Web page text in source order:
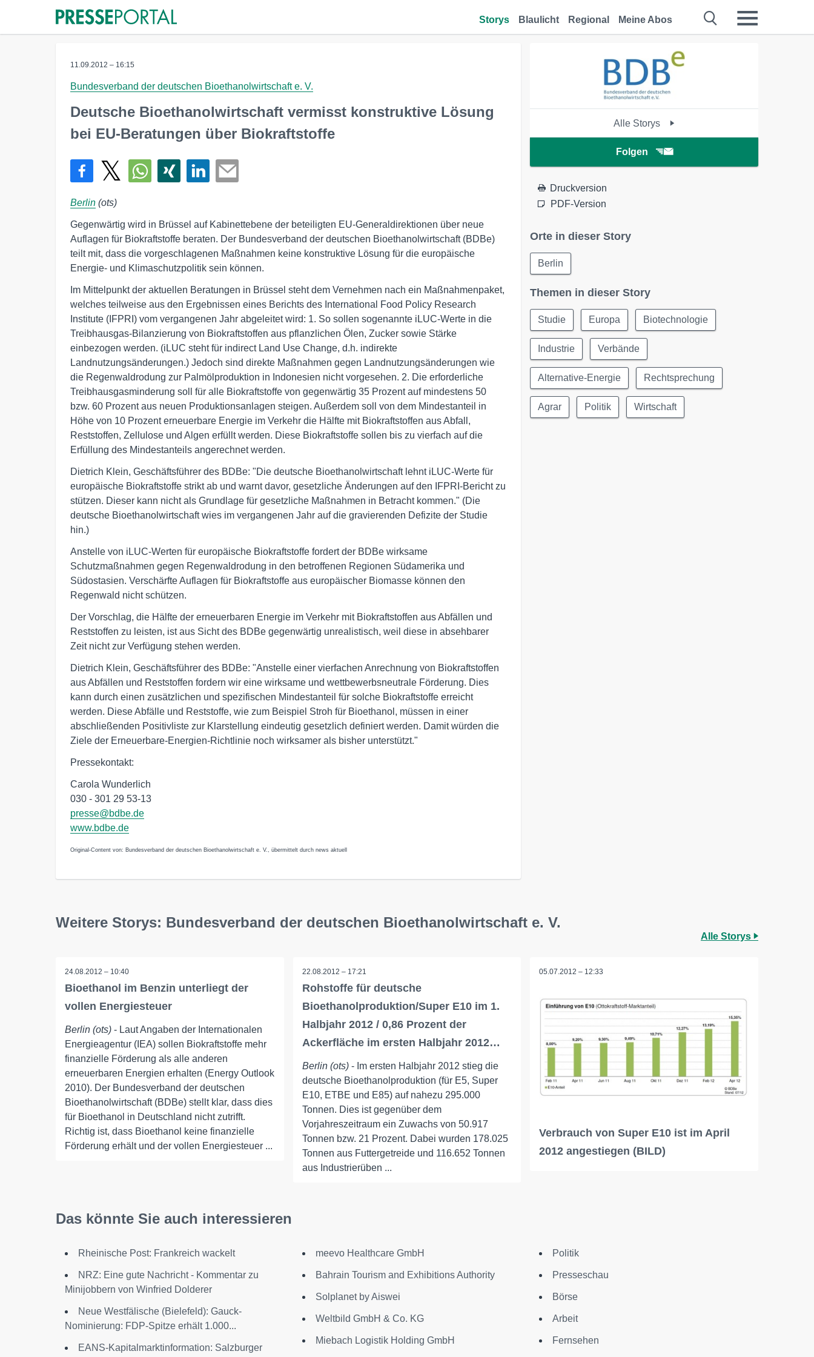
Storys Blaulicht Regional Meine Abos
11.09.2012 – 16:15
Bundesverband der deutschen Bioethanolwirtschaft e. V.
Deutsche Bioethanolwirtschaft vermisst konstruktive Lösung
bei EU-Beratungen über Biokraftstoffe
Berlin (ots)
Gegenwärtig wird in Brüssel auf Kabinettebene der beteiligten EU-Generaldirektionen über neue
Auflagen für Biokraftstoffe beraten. Der Bundesverband der deutschen Bioethanolwirtschaft (BDBe)
teilt mit, dass die vorgeschlagenen Maßnahmen keine konstruktive Lösung für die europäische
Energie- und Klimaschutzpolitik sein können.
Im Mittelpunkt der aktuellen Beratungen in Brüssel steht dem Vernehmen nach ein Maßnahmenpaket,
welches teilweise aus den Ergebnissen eines Berichts des International Food Policy Research
Institute (IFPRI) vom vergangenen Jahr abgeleitet wird: 1. So sollen sogenannte iLUC-Werte in die
Treibhausgas-Bilanzierung von Biokraftstoffen aus pflanzlichen Ölen, Zucker sowie Stärke
einbezogen werden. (iLUC steht für indirect Land Use Change, d.h. indirekte
Landnutzungsänderungen.) Jedoch sind direkte Maßnahmen gegen Landnutzungsänderungen wie
die Regenwaldrodung zur Palmölproduktion in Indonesien nicht vorgesehen. 2. Die erforderliche
Treibhausgasminderung soll für alle Biokraftstoffe von gegenwärtig 35 Prozent auf mindestens 50
bzw. 60 Prozent aus neuen Produktionsanlagen steigen. Außerdem soll von dem Mindestanteil in
Höhe von 10 Prozent erneuerbare Energie im Verkehr die Hälfte mit Biokraftstoffen aus Abfall,
Reststoffen, Zellulose und Algen erfüllt werden. Diese Biokraftstoffe sollen bis zu vierfach auf die
Erfüllung des Mindestanteils angerechnet werden.
Dietrich Klein, Geschäftsführer des BDBe: "Die deutsche Bioethanolwirtschaft lehnt iLUC-Werte für
europäische Biokraftstoffe strikt ab und warnt davor, gesetzliche Änderungen auf den IFPRI-Bericht zu
stützen. Dieser kann nicht als Grundlage für gesetzliche Maßnahmen in Betracht kommen." (Die
deutsche Bioethanolwirtschaft wies im vergangenen Jahr auf die gravierenden Defizite der Studie
hin.)
Anstelle von iLUC-Werten für europäische Biokraftstoffe fordert der BDBe wirksame
Schutzmaßnahmen gegen Regenwaldrodung in den betroffenen Regionen Südamerika und
Südostasien. Verschärfte Auflagen für Biokraftstoffe aus europäischer Biomasse können den
Regenwald nicht schützen.
Der Vorschlag, die Hälfte der erneuerbaren Energie im Verkehr mit Biokraftstoffen aus Abfällen und
Reststoffen zu leisten, ist aus Sicht des BDBe gegenwärtig unrealistisch, weil diese in absehbarer
Zeit nicht zur Verfügung stehen werden.
Dietrich Klein, Geschäftsführer des BDBe: "Anstelle einer vierfachen Anrechnung von Biokraftstoffen
aus Abfällen und Reststoffen fordern wir eine wirksame und wettbewerbsneutrale Förderung. Dies
kann durch einen zusätzlichen und spezifischen Mindestanteil für solche Biokraftstoffe erreicht
werden. Diese Abfälle und Reststoffe, wie zum Beispiel Stroh für Bioethanol, müssen in einer
abschließenden Positivliste zur Klarstellung eindeutig gesetzlich definiert werden. Damit würden die
Ziele der Erneuerbare-Energien-Richtlinie noch wirksamer als bisher unterstützt."
Pressekontakt:
Carola Wunderlich
030 - 301 29 53-13
presse@bdbe.de
www.bdbe.de
Original-Content von: Bundesverband der deutschen Bioethanolwirtschaft e. V., übermittelt durch news aktuell
Alle Storys
Folgen
Druckversion
PDF-Version
Orte in dieser Story
Berlin
Themen in dieser Story
Studie Europa Biotechnologie
Industrie Verbände
Alternative-Energie Rechtsprechung
Agrar Politik Wirtschaft
Weitere Storys: Bundesverband der deutschen Bioethanolwirtschaft e. V.
Alle Storys
24.08.2012 – 10:40
Bioethanol im Benzin unterliegt der
vollen Energiesteuer
Berlin (ots) - Laut Angaben der Internationalen
Energieagentur (IEA) sollen Biokraftstoffe mehr
finanzielle Förderung als alle anderen
erneuerbaren Energien erhalten (Energy Outlook
2010). Der Bundesverband der deutschen
Bioethanolwirtschaft (BDBe) stellt klar, dass dies
für Bioethanol in Deutschland nicht zutrifft.
Richtig ist, dass Bioethanol keine finanzielle
Förderung erhält und der vollen Energiesteuer ...
22.08.2012 – 17:21
Rohstoffe für deutsche
Bioethanolproduktion/Super E10 im 1.
Halbjahr 2012 / 0,86 Prozent der
Ackerfläche im ersten Halbjahr 2012…
Berlin (ots)- Im ersten Halbjahr 2012 stieg die
deutsche Bioethanolproduktion (für E5, Super
E10, ETBE und E85) auf nahezu 295.000
Tonnen. Dies ist gegenüber dem
Vorjahreszeitraum ein Zuwachs von 50.917
Tonnen bzw. 21 Prozent. Dabei wurden 178.025
Tonnen aus Futtergetreide und 116.652 Tonnen
aus Industrierüben ...
05.07.2012 – 12:33
Verbrauch von Super E10 ist im April
2012 angestiegen (BILD)
Das könnte Sie auch interessieren
Rheinische Post: Frankreich wackelt
NRZ: Eine gute Nachricht - Kommentar zu
Minijobbern von Winfried Dolderer
Neue Westfälische (Bielefeld): Gauck-
Nominierung: FDP-Spitze erhält 1.000...
EANS-Kapitalmarktinformation: Salzburger
meevo Healthcare GmbH
Bahrain Tourism and Exhibitions Authority
Solplanet by Aiswei
Weltbild GmbH & Co. KG
Miebach Logistik Holding GmbH
Politik
Presseschau
Börse
Arbeit
Fernsehen